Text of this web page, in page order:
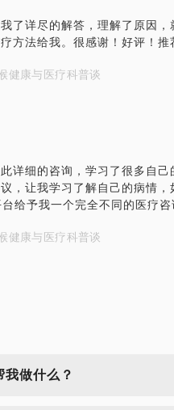
了详尽的解答，理解了原因
方法给我。很感谢！好评！推
健康与医疗科普谈
详细的咨询，学习了很多自
，让我学习了解自己的病情
给予我一个完全不同的医疗
健康与医疗科普谈
我做什么？